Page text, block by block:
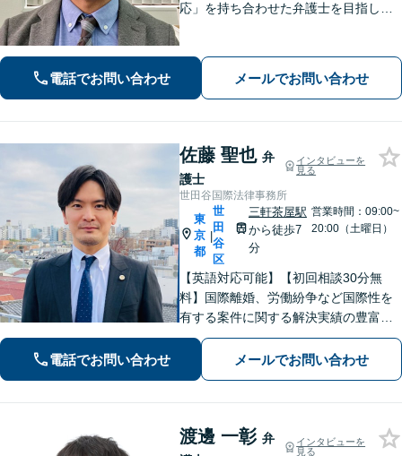
応」を持ち合わせた弁護士を目指して
ております【借金問題】迅速な対応で
人生の再出発をサポートします【千歳
電話でお問い合わせ メールでお問い合わせ
佐藤 聖也 弁
護士
インタビューを
見る
世田谷国際法律事務所
東
京
都
|
世
田
谷
区
三軒茶屋駅
から徒歩7
分
営業時間：09:00~
20:00（土曜日）
【英語対応可能】【初回相談30分無
料】国際離婚、労働紛争など国際性を
有する案件に関する解決実績の豊富な
弁護士が丁寧に対応いたします【夜
間・休日・オンライン対応も可】【三
軒茶屋駅徒歩7分】
電話でお問い合わせ メールでお問い合わせ
渡邊 一彰 弁
インタビューを
見る